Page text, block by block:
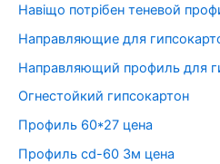
Навіщо потрібен теневой
Направляющие для
Направляющий профиль для
Огнестойкий гипсокартон
Профиль 60*27 цена
Профиль cd-60 3м цена